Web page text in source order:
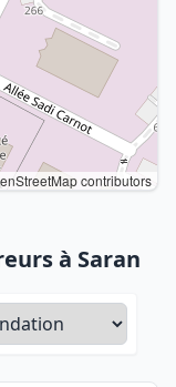
contributors
à Saran